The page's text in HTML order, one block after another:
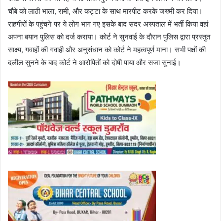
चौबे को लाठी भाला, रामी, और कट्टा के साथ मारपीट करके जख्मी कर दिया।
राहगीरों के पहुंचने पर ये लोग भाग गए इसके बाद सदर अस्पताल में भर्ती किया वहां
अपना बयान पुलिस को दर्ज कराया। कोर्ट ने सुनवाई के दौरान पुलिस द्वारा प्रस्तुत
साक्ष्य, गवाहों की गवाही और अनुसंधान को कोर्ट ने महत्वपूर्ण माना। सभी पक्षों की
दलील सुनने के बाद कोर्ट ने आरोपितों को दोषी पाया और सजा सुनाई।